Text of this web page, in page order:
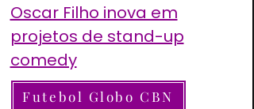
Oscar Filho inova em
projetos de stand-up
comedy
Futebol Globo CBN